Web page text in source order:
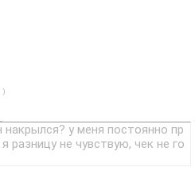
)
у меня постоянно пр
разницу не чувствую, чек не го